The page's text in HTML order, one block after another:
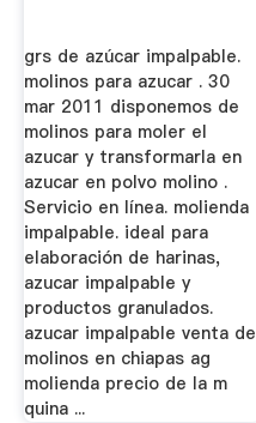
grs de azúcar impalpable.
molinos para azucar . 30
mar 2011 disponemos de
molinos para moler el
azucar y transformarla en
azucar en polvo molino .
Servicio en línea. molienda
impalpable. ideal para
elaboración de harinas,
azucar impalpable y
productos granulados.
azucar impalpable venta de
molinos en chiapas ag
molienda precio de la m
quina ...